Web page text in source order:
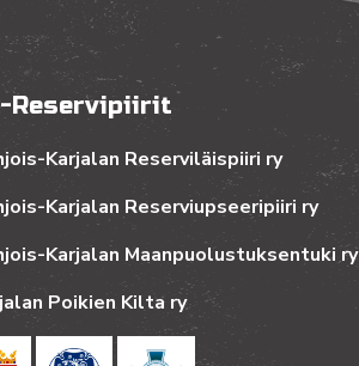
Reservipiirit
Karjalan Reserviläispiiri ry
Karjalan Reserviupseeripiiri ry
Karjalan Maanpuolustuksentuki ry
Poikien Kilta ry